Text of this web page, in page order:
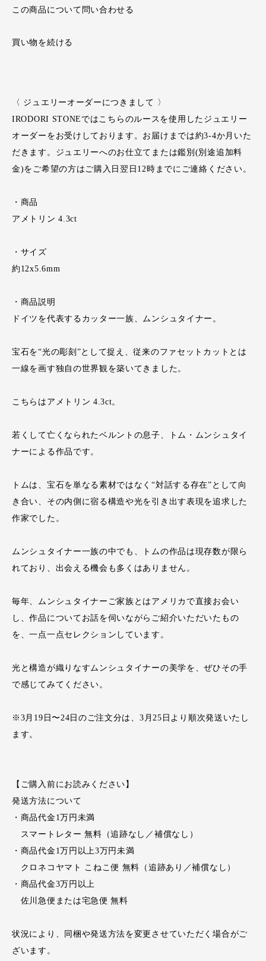
この商品について問い合わせる
買い物を続ける
〈 ジュエリーオーダーにつきまして 〉
IRODORI STONEではこちらのルースを使用したジュエリー
オーダーをお受けしております。お届けまでは約3-4か月いた
だきます。ジュエリーへのお仕立てまたは鑑別(別途追加料
金)をご希望の方はご購入日翌日12時までにご連絡ください。
・商品
アメトリン 4.3ct
・サイズ
約12x5.6mm
・商品説明
ドイツを代表するカッター一族、ムンシュタイナー。
宝石を“光の彫刻”として捉え、従来のファセットカットとは
一線を画す独自の世界観を築いてきました。
こちらはアメトリン 4.3ct。
若くして亡くなられたベルントの息子、トム・ムンシュタイ
ナーによる作品です。
トムは、宝石を単なる素材ではなく“対話する存在”として向
き合い、その内側に宿る構造や光を引き出す表現を追求した
作家でした。
ムンシュタイナー一族の中でも、トムの作品は現存数が限ら
れており、出会える機会も多くはありません。
毎年、ムンシュタイナーご家族とはアメリカで直接お会い
し、作品についてお話を伺いながらご紹介いただいたもの
を、一点一点セレクションしています。
光と構造が織りなすムンシュタイナーの美学を、ぜひその手
で感じてみてください。
※3月19日〜24日のご注文分は、3月25日より順次発送いたし
ます。
【ご購入前にお読みください】
発送方法について
・商品代金1万円未満
スマートレター 無料（追跡なし／補償なし）
・商品代金1万円以上3万円未満
クロネコヤマト こねこ便 無料（追跡あり／補償なし）
・商品代金3万円以上
佐川急便または宅急便 無料
状況により、同梱や発送方法を変更させていただく場合がご
ざいます。